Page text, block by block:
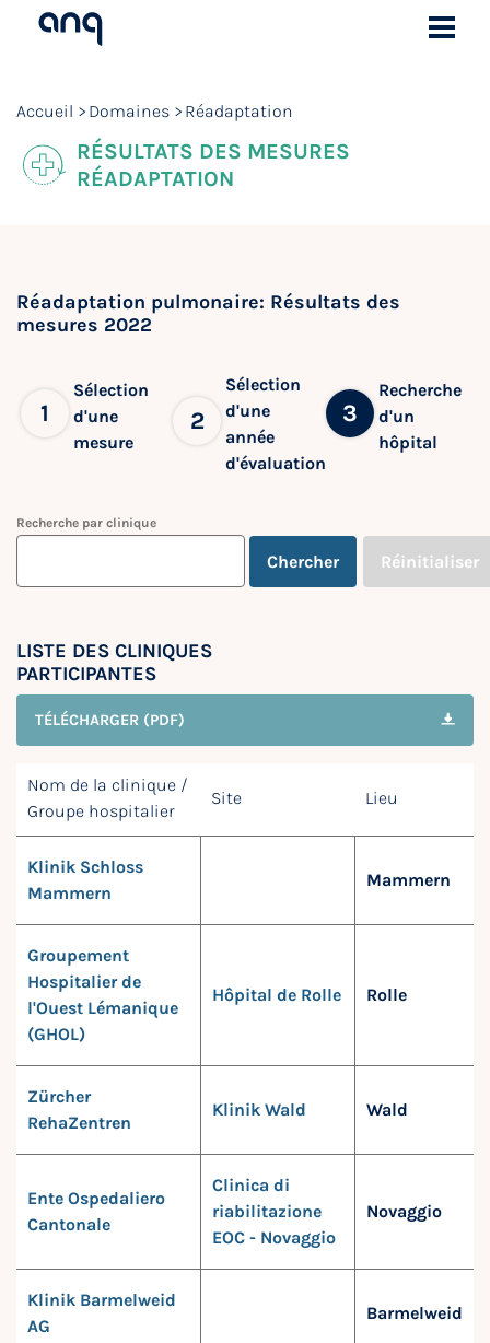
Accueil Domaines Réadaptation
RÉSULTATS DES MESURES
RÉADAPTATION
Réadaptation pulmonaire: Résultats des
mesures 2022
1
Sélection
d'une
mesure
2
Sélection
d'une
année
d'évaluation
3
Recherche
d'un
hôpital
Recherche par clinique
Chercher Réinitialiser
LISTE DES CLINIQUES
PARTICIPANTES
TÉLÉCHARGER (PDF)
Nom de la clinique /
Groupe hospitalier
Site Lieu
Klinik Schloss
Mammern
Mammern
Groupement
Hospitalier de
l'Ouest Lémanique
(GHOL)
Hôpital de Rolle Rolle
Zürcher
RehaZentren
Klinik Wald Wald
Ente Ospedaliero
Cantonale
Clinica di
riabilitazione
EOC - Novaggio
Novaggio
Klinik Barmelweid
AG
Barmelweid